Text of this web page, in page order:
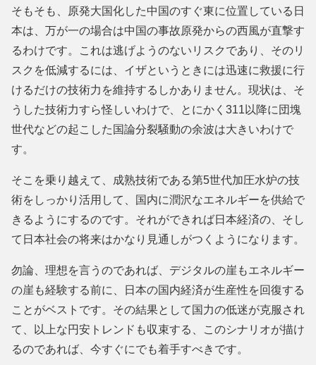
そもそも、原発大国化した中国のすぐ東に位置している日
本は、万が一の場合は中国の事故原発からの西風が直撃す
るわけです。これは逃げようのないリスクであり、そのリ
スクを低減するには、イザというときには迅速に救援に行
けるだけの技術力を維持するしかありません。現状は、そ
うした技術力すら怪しいわけで、とにかく311以降に団塊
世代などの起こした国論分裂騒動の余波は大きいわけで
す。
そこを乗り越えて、成熟技術である第5世代加圧水炉の技
術をしっかり活用して、国内に潤沢なエネルギーを供給で
きるようにするのです。それができれば日本経済の、そし
て日本社会の将来はかなり見通しがつくようになります。
勿論、理想を言うのであれば、デジタルの崖もエネルギー
の崖も経験する前に、日本の国内経済が生産性を回復する
ことがベストです。その結果として国力の低迷が克服され
て、以上な円安トレンドも収束する、このシナリオが描け
るのであれば、今すぐにでも着手すべきです。